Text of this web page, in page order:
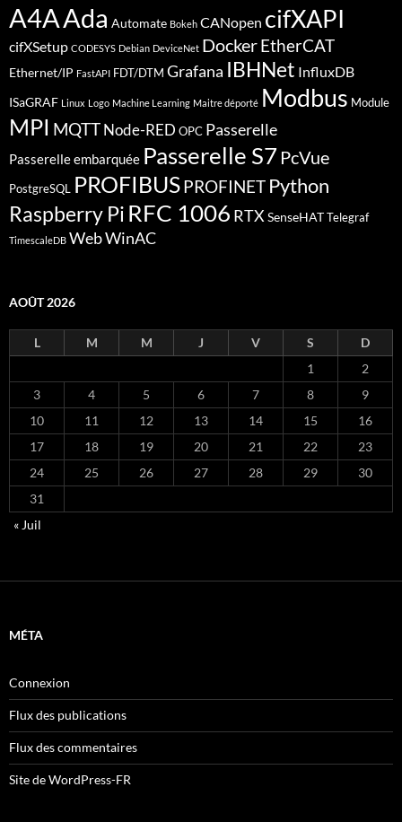
A4AAda Automate Bokeh CANopen cifXAPI
cifXSetup CODESYS Debian DeviceNet DockerEtherCAT
Ethernet/IP FastAPI FDT/DTM Grafana IBHNet InfluxDB
ISaGRAF Linux Logo Machine Learning Maitre déporté Modbus Module
MPI MQTTNode-RED OPC Passerelle
Passerelle embarquée Passerelle S7 PcVue
PostgreSQL PROFIBUSPROFINET Python
Raspberry Pi RFC 1006 RTX SenseHATTelegraf
TimescaleDB WebWinAC
AOÛT 2026
L M M J V S
D
1
2
3
4 5 6 7 8
9
10
11 12 13 14 15
16
17
18 19 20 21 22
23
24
25 26 27 28 29
30
31
« Juil
MÉTA
Connexion
Flux des publications
Flux des commentaires
Site de WordPress-FR